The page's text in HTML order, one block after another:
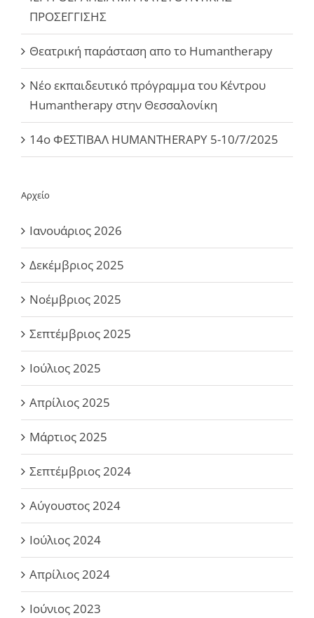
ΠΡΟΣΕΓΓΙΣΗΣ
Θεατρική παράσταση απο το Humantherapy
Νέο εκπαιδευτικό πρόγραμμα του Κέντρου
Humantherapy στην Θεσσαλονίκη
14ο ΦΕΣΤΙΒΑΛ HUMANTHERAPY 5-10/7/2025
Αρχείο
Ιανουάριος 2026
Δεκέμβριος 2025
Νοέμβριος 2025
Σεπτέμβριος 2025
Ιούλιος 2025
Απρίλιος 2025
Μάρτιος 2025
Σεπτέμβριος 2024
Αύγουστος 2024
Ιούλιος 2024
Απρίλιος 2024
Ιούνιος 2023